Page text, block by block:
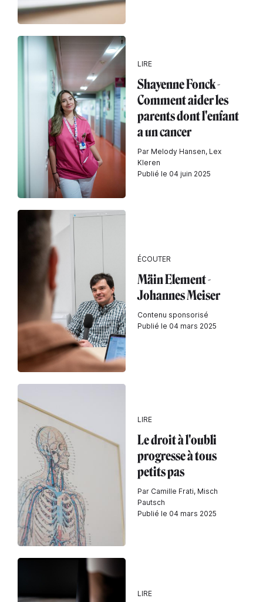
LIRE
Shayenne Fonck -
Comment aider les
parents dont l'enfant
a un cancer
Par Melody Hansen, Lex
Kleren
Publié le 04 juin 2025
ÉCOUTER
Mäin Element -
Johannes Meiser
Contenu sponsorisé
Publié le 04 mars 2025
LIRE
Le droit à l'oubli
progresse à tous
petits pas
Par Camille Frati, Misch
Pautsch
Publié le 04 mars 2025
LIRE